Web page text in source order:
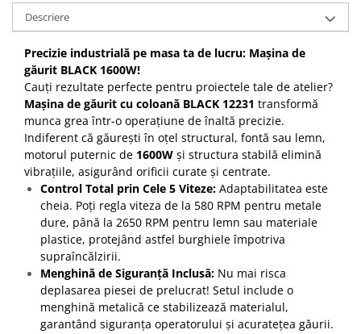
Descriere
Precizie industrială pe masa ta de lucru: Mașina de
găurit BLACK 1600W!
Cauți rezultate perfecte pentru proiectele tale de atelier?
Mașina de găurit cu coloană BLACK 12231 transformă
munca grea într-o operațiune de înaltă precizie.
Indiferent că găurești în oțel structural, fontă sau lemn,
motorul puternic de 1600W și structura stabilă elimină
vibrațiile, asigurând orificii curate și centrate.
Control Total prin Cele 5 Viteze: Adaptabilitatea este
cheia. Poți regla viteza de la 580 RPM pentru metale
dure, până la 2650 RPM pentru lemn sau materiale
plastice, protejând astfel burghiele împotriva
supraîncălzirii.
Menghină de Siguranță Inclusă: Nu mai risca
deplasarea piesei de prelucrat! Setul include o
menghină metalică ce stabilizează materialul,
garantând siguranța operatorului și acuratețea găurii.